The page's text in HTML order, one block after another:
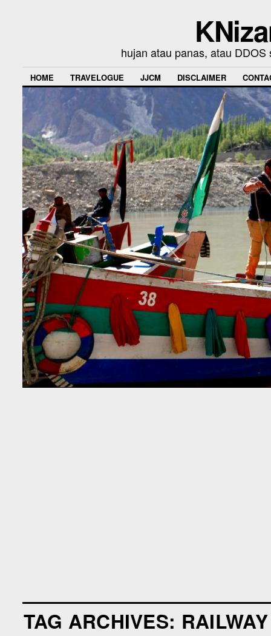
hujan atau panas, atau
HOME TRAVELOGUE JJCM DISCLAIMER
TAG ARCHIVES: